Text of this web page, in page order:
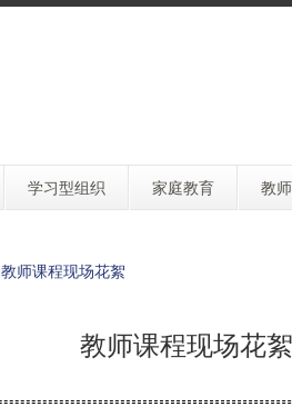
学习型组织 家庭教育 教
教师课程现场花絮
教师课程现场花絮